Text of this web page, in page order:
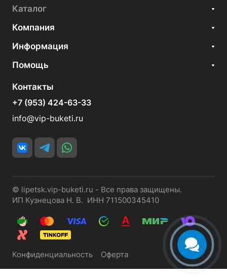
Каталог
Компания
Информация
Помощь
Контакты
+7 (953) 424-63-33
info@vip-buketi.ru
© lipetsk.vip-buketi.ru - Все права защищены.
ИП Кузнецова Н. В. ИНН 711500345410
Конфиденциальность Оферта